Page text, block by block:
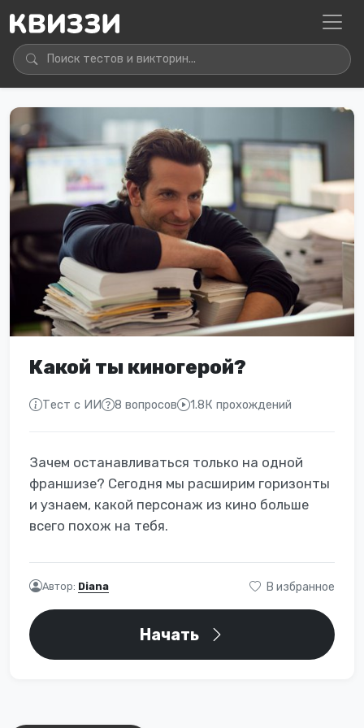
Какой ты киногерой?
Тест с ИИ 8 вопросов 1.8К прохождений
Зачем останавливаться только на одной
франшизе? Сегодня мы расширим горизонты
и узнаем, какой персонаж из кино больше
всего похож на тебя.
Автор: Diana В избранное
Начать